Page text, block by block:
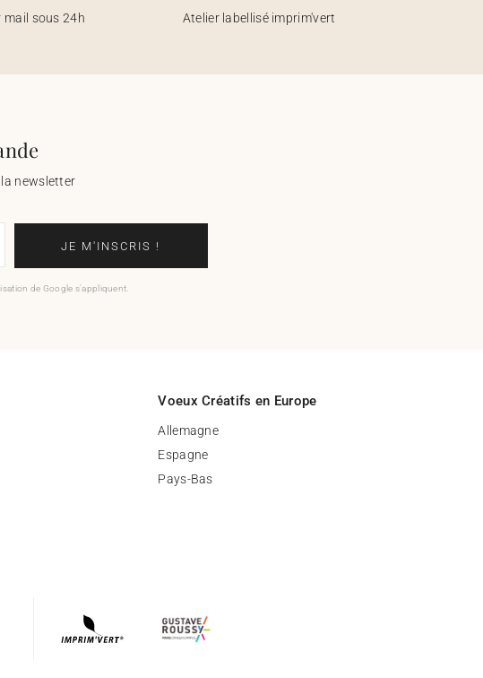
mail sous 24h Atelier labellisé imprim'vert
newsletter
JE M'INSCRIS !
de Google s'appliquent.
Voeux Créatifs en Europe
Allemagne
Espagne
Pays-Bas